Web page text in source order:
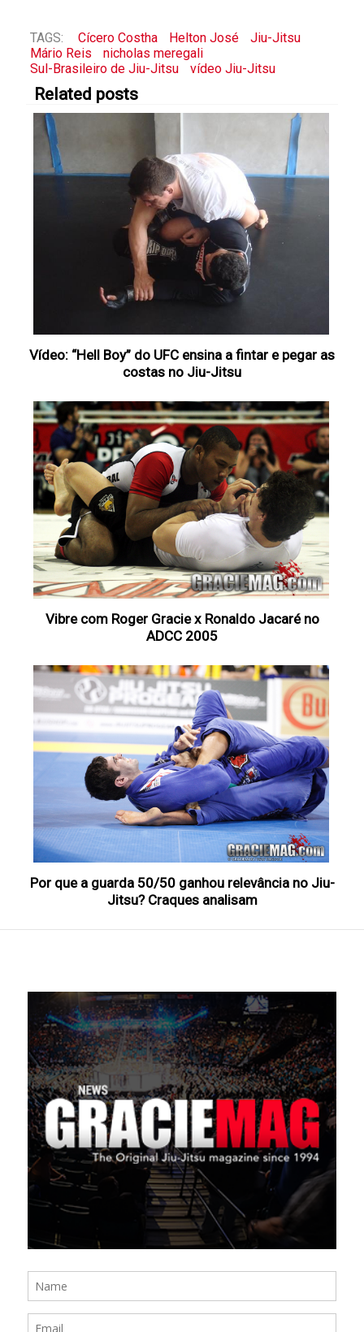
TAGS: Cícero Costha Helton José
Jiu-Jitsu
Mário Reis
nicholas meregali
Sul-Brasileiro de Jiu-Jitsu
vídeo Jiu-Jitsu
Related posts
Vídeo: “Hell Boy” do UFC ensina a fintar e pegar as
costas no Jiu-Jitsu
Vibre com Roger Gracie x Ronaldo Jacaré no
ADCC 2005
Por que a guarda 50/50 ganhou relevância no Jiu-
Jitsu? Craques analisam